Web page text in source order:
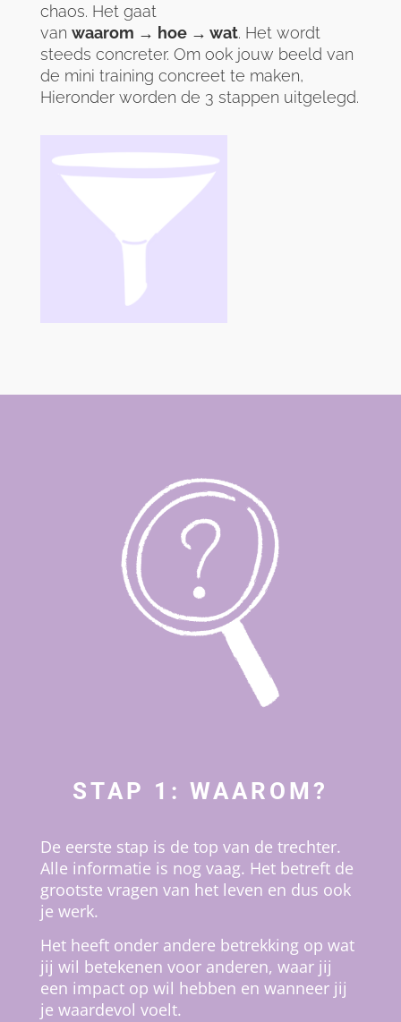
chaos. Het gaat
van waarom → hoe → wat. Het wordt
steeds concreter. Om ook jouw beeld van
de mini training concreet te maken,
Hieronder worden de 3 stappen uitgelegd.
STAP 1: WAAROM?
De eerste stap is de top van de trechter.
Alle informatie is nog vaag. Het betreft de
grootste vragen van het leven en dus ook
je werk.
Het heeft onder andere betrekking op wat
jij wil betekenen voor anderen, waar jij
een impact op wil hebben en wanneer jij
je waardevol voelt.